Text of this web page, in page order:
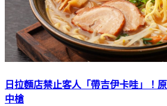
日拉麵店禁止客人「帶吉伊卡哇」！
中槍